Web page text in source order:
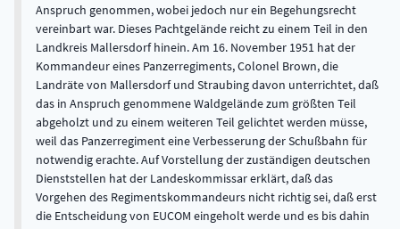
Anspruch genommen, wobei jedoch nur ein Begehungsrecht
vereinbart war. Dieses Pachtgelände reicht zu einem Teil in den
Landkreis Mallersdorf hinein. Am 16. November 1951 hat der
Kommandeur eines Panzerregiments, Colonel Brown, die
Landräte von Mallersdorf und Straubing davon unterrichtet, daß
das in Anspruch genommene Waldgelände zum größten Teil
abgeholzt und zu einem weiteren Teil gelichtet werden müsse,
weil das Panzerregiment eine Verbesserung der Schußbahn für
notwendig erachte. Auf Vorstellung der zuständigen deutschen
Dienststellen hat der Landeskommissar erklärt, daß das
Vorgehen des Regimentskommandeurs nicht richtig sei, daß erst
die Entscheidung von EUCOM eingeholt werde und es bis dahin